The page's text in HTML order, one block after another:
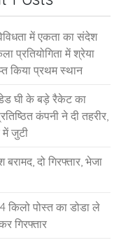
में एकता का संदेश
प्रतियोगिता में श्रेया
किया प्रथम स्थान
घी के बड़े रैकेट का
कंपनी ने दी तहरीर,
जुटी
बरामद, दो गिरफ्तार, भेजा
किलो पोस्त का डोडा ले
गिरफ्तार